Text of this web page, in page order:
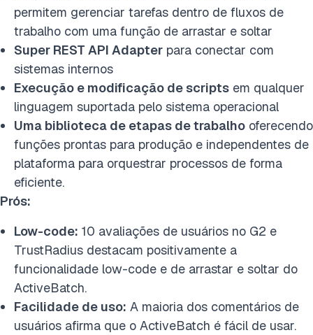
permitem gerenciar tarefas dentro de fluxos de
trabalho com uma função de arrastar e soltar
Super REST API Adapter para conectar com
sistemas internos
Execução e modificação de scripts em qualquer
linguagem suportada pelo sistema operacional
Uma biblioteca de etapas de trabalho oferecendo
funções prontas para produção e independentes de
plataforma para orquestrar processos de forma
eficiente.
Prós:
Low-code: 10 avaliações de usuários no G2 e
TrustRadius destacam positivamente a
funcionalidade low-code e de arrastar e soltar do
ActiveBatch.
Facilidade de uso: A maioria dos comentários de
usuários afirma que o ActiveBatch é fácil de usar.